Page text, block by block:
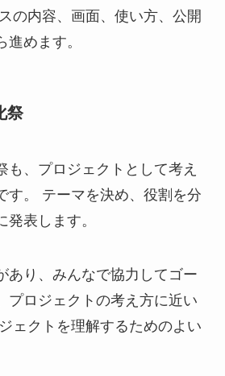
の内容、画面、使い方、公開
進めます。
祭
も、プロジェクトとして考え
す。 テーマを決め、役割を分
表します。
あり、みんなで協力してゴー
プロジェクトの考え方に近い
ェクトを理解するためのよい